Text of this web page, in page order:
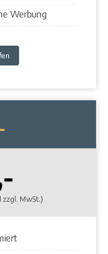
Werbung
zzgl. MwSt.)